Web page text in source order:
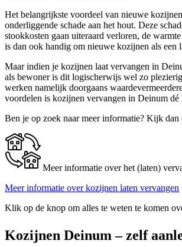
Het belangrijkste voordeel van nieuwe
onderliggende schade aan het hout. Deze
stookkosten gaan uiteraard verloren, de
is dan ook handig om nieuwe kozijnen als een
Maar indien je kozijnen laat vervangen in
als bewoner is dit logischerwijs wel zo
werken namelijk doorgaans
voordelen is kozijnen vervangen in Deinum dé
Ben je op zoek naar meer informatie? Kijk
Meer informatie over het (laten)
Meer informatie over kozijnen laten vervangen
Klik op de knop om alles te weten te komen
Kozijnen Deinum – zelf